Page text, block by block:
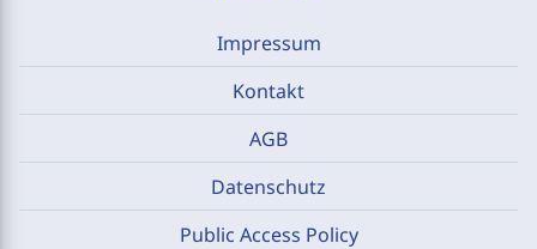
Impressum
Kontakt
AGB
Datenschutz
Public Access Policy